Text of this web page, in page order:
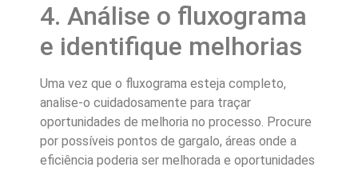
4. Análise o fluxograma
e identifique melhorias
Uma vez que o fluxograma esteja completo,
analise-o cuidadosamente para traçar
oportunidades de melhoria no processo. Procure
por possíveis pontos de gargalo, áreas onde a
eficiência poderia ser melhorada e oportunidades